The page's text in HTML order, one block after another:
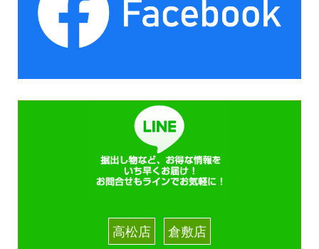
高松店 倉敷店